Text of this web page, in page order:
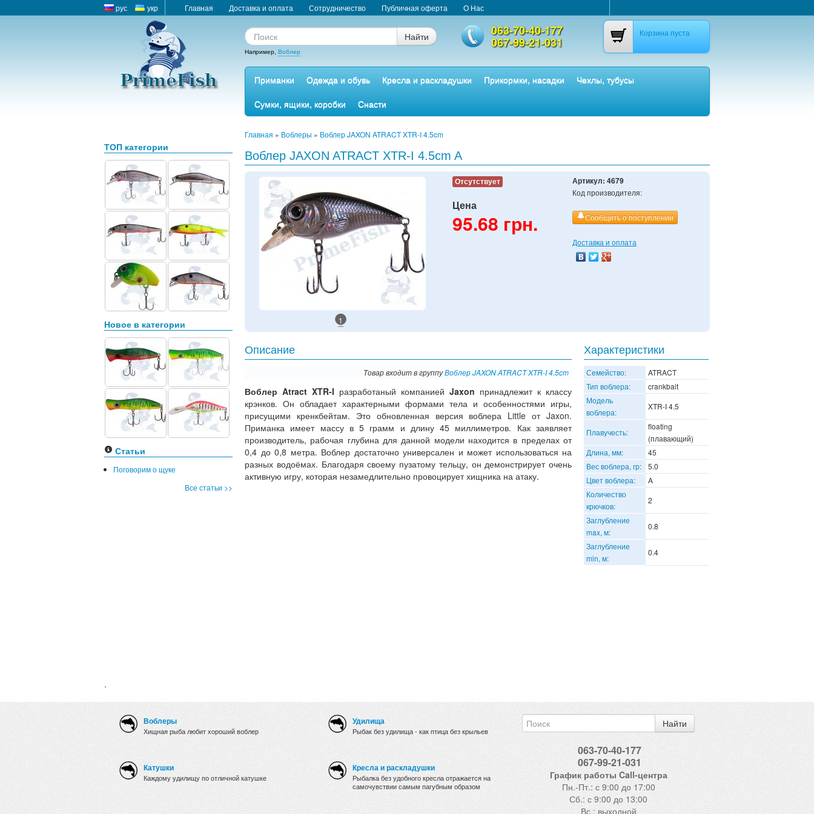
рус укр Главная Доставка и оплата Сотрудничество Публичная оферта О Нас
Найти
Например, Воблер
063-70-40-177
067-99-21-031
Корзина пуста
Приманки Одежда и обувь Кресла и раскладушки Прикормки, насадки
Чехлы, тубусы
Сумки, ящики, коробки
Снасти
ТОП категории
Новое в категории
Статьи
Поговорим о щуке
Все статьи >>
.
Главная » Воблеры » Воблер JAXON ATRACT XTR-I 4.5cm
Воблер JAXON ATRACT XTR-I 4.5cm A
1
Отсутствует
Цена
95.68 грн.
Артикул: 4679
Код производителя:
Сообщить о поступлении
Доставка и оплата
Описание
Товар входит в группуВоблер JAXON ATRACT XTR-I 4.5cm
Воблер Atract XTR-I разработаный компанией Jaxon принадлежит к классу
крэнков. Он обладает характерными формами тела и особенностями игры,
присущими кренкбейтам. Это обновленная версия воблера Little от Jaxon.
Приманка имеет массу в 5 грамм и длину 45 миллиметров. Как заявляет
производитель, рабочая глубина для данной модели находится в пределах от
0,4 до 0,8 метра. Воблер достаточно универсален и может использоваться на
разных водоёмах. Благодаря своему пузатому тельцу, он демонстрирует очень
активную игру, которая незамедлительно провоцирует хищника на атаку.
Характеристики
Семейство:
ATRACT
Тип воблера:
crankbait
Модель
воблера:
XTR-I 4.5
Плавучесть:
floating
(плавающий)
Длина, мм:
45
Вес воблера, гр:
5.0
Цвет воблера:
A
Количество
крючков:
2
Заглубление
max, м:
0.8
Заглубление
min, м:
0.4
Воблеры
Хищная рыба любит хороший воблер
Катушки
Каждому удилищу по отличной катушке
Удилища
Рыбак без удилища - как птица без крыльев
Кресла и раскладушки
Рыбалка без удобного кресла отражается на
самочувствии самым пагубным образом
Найти
063-70-40-177
067-99-21-031
График работы Call-центра
Пн.-Пт.: с 9:00 до 17:00
Сб.: с 9:00 до 13:00
Вс.: выходной